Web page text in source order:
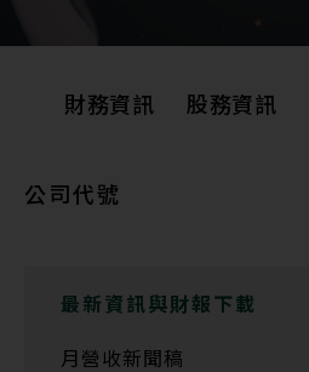
財務資訊 股務資訊
財務資訊
公司代號
最新資訊與財報下載
月營收新聞稿